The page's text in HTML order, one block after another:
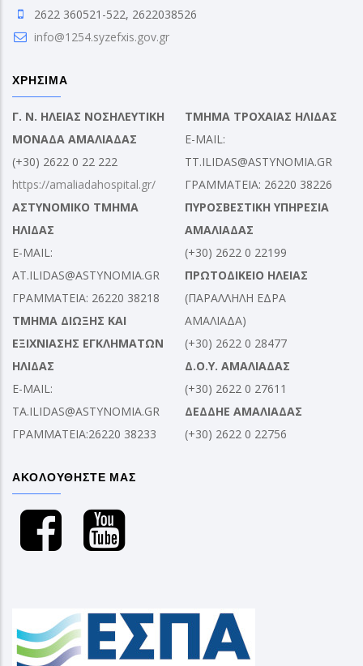
2622 360521-522, 2622038526
info@1254.syzefxis.gov.gr
ΧΡΗΣΙΜΑ
Γ. Ν. ΗΛΕΙΑΣ ΝΟΣΗΛΕΥΤΙΚΗ
ΜΟΝΑΔΑ ΑΜΑΛΙΑΔΑΣ
(+30) 2622 0 22 222
https://amaliadahospital.gr/
ΑΣΤΥΝΟΜΙΚΟ ΤΜΗΜΑ
ΗΛΙΔΑΣ
E-MAIL:
AT.ILIDAS@ASTYNOMIA.GR
ΓΡΑΜΜΑΤΕΙΑ: 26220 38218
ΤΜΗΜΑ ΔΙΩΞΗΣ ΚΑΙ
ΕΞΙΧΝΙΑΣΗΣ ΕΓΚΛΗΜΑΤΩΝ
ΗΛΙΔΑΣ
E-MAIL:
TA.ILIDAS@ASTYNOMIA.GR
ΓΡΑΜΜΑΤΕΙΑ:26220 38233
ΤΜΗΜΑ ΤΡΟΧΑΙΑΣ ΗΛΙΔΑΣ
E-MAIL:
TT.ILIDAS@ASTYNOMIA.GR
ΓΡΑΜΜΑΤΕΙΑ: 26220 38226
ΠΥΡΟΣΒΕΣΤΙΚΗ ΥΠΗΡΕΣΙΑ
ΑΜΑΛΙΑΔΑΣ
(+30) 2622 0 22199
ΠΡΩΤΟΔΙΚΕΙΟ ΗΛΕΙΑΣ
(ΠΑΡΑΛΛΗΛΗ ΕΔΡΑ
ΑΜΑΛΙΑΔΑ)
(+30) 2622 0 28477
Δ.Ο.Υ. ΑΜΑΛΙΑΔΑΣ
(+30) 2622 0 27611
ΔΕΔΔΗΕ ΑΜΑΛΙΑΔΑΣ
(+30) 2622 0 22756
ΑΚΟΛΟΥΘΗΣΤΕ ΜΑΣ